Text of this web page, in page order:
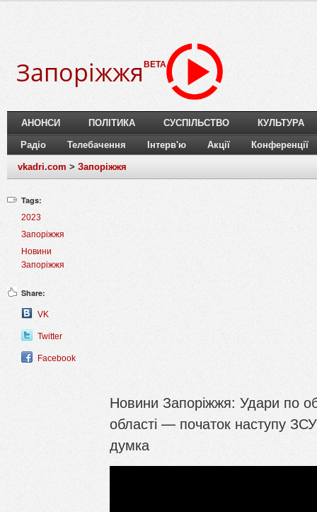
Запоріжжя BETA
АНОНСИ ПОЛІТИКА СУСПІЛЬСТВО КУЛЬТУРА
Радіо Телебачення Інтерв'ю Акції Конференції
vkadri.com > Запоріжжя
Tags:
2023
Запоріжжя
Новини
Запоріжжя
Share:
VK
Twitter
Facebook
Новини Запоріжжя: Удари по
області — початок наступу
думка